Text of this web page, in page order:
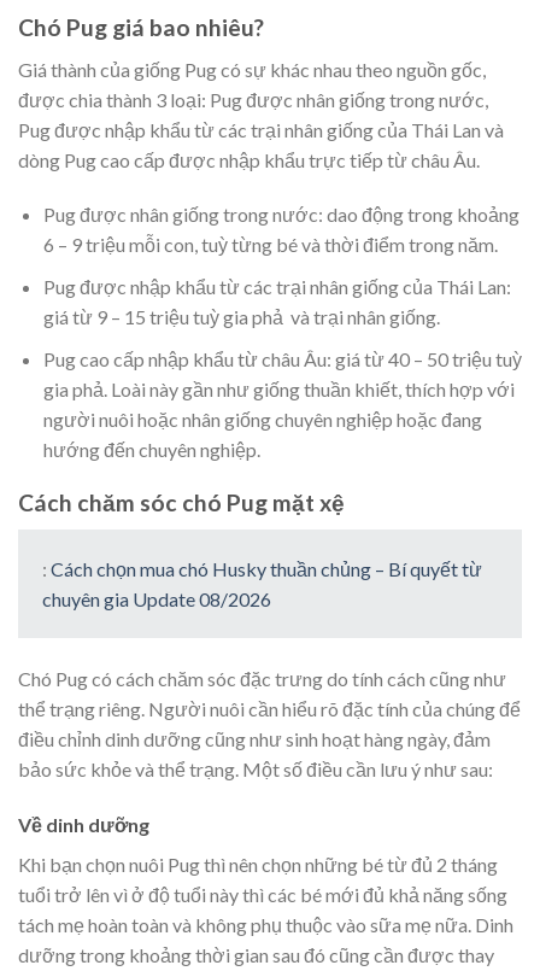
Chó Pug giá bao nhiêu?
Giá thành của giống Pug có sự khác nhau theo nguồn gốc,
được chia thành 3 loại: Pug được nhân giống trong nước,
Pug được nhập khẩu từ các trại nhân giống của Thái Lan và
dòng Pug cao cấp được nhập khẩu trực tiếp từ châu Âu.
Pug được nhân giống trong nước: dao động trong khoảng
6 – 9 triệu mỗi con, tuỳ từng bé và thời điểm trong năm.
Pug được nhập khẩu từ các trại nhân giống của Thái Lan:
giá từ 9 – 15 triệu tuỳ gia phả và trại nhân giống.
Pug cao cấp nhập khẩu từ châu Âu: giá từ 40 – 50 triệu tuỳ
gia phả. Loài này gần như giống thuần khiết, thích hợp với
người nuôi hoặc nhân giống chuyên nghiệp hoặc đang
hướng đến chuyên nghiệp.
Cách chăm sóc chó Pug mặt xệ
: Cách chọn mua chó Husky thuần chủng – Bí quyết từ
chuyên gia Update 08/2026
Chó Pug có cách chăm sóc đặc trưng do tính cách cũng như
thể trạng riêng. Người nuôi cần hiểu rõ đặc tính của chúng để
điều chỉnh dinh dưỡng cũng như sinh hoạt hàng ngày, đảm
bảo sức khỏe và thể trạng. Một số điều cần lưu ý như sau:
Về dinh dưỡng
Khi bạn chọn nuôi Pug thì nên chọn những bé từ đủ 2 tháng
tuổi trở lên vì ở độ tuổi này thì các bé mới đủ khả năng sống
tách mẹ hoàn toàn và không phụ thuộc vào sữa mẹ nữa. Dinh
dưỡng trong khoảng thời gian sau đó cũng cần được thay